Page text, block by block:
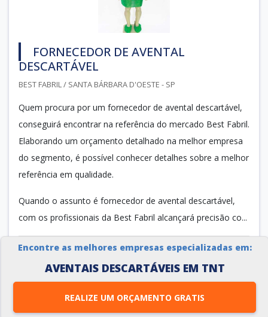
Encontre as melhores empresas especializadas em:
AVENTAIS DESCARTÁVEIS EM TNT
REALIZE UM ORÇAMENTO GRATIS
FORNECEDOR DE AVENTAL
DESCARTÁVEL
BEST FABRIL / SANTA BÁRBARA D'OESTE - SP
Quem procura por um fornecedor de avental descartável,
conseguirá encontrar na referência do mercado Best Fabril.
Elaborando um orçamento detalhado na melhor empresa
do segmento, é possível conhecer detalhes sobre a melhor
referência em qualidade.
Quando o assunto é fornecedor de avental descartável,
com os profissionais da Best Fabril alcançará precisão co...